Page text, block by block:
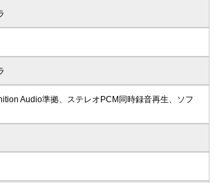
Audio準拠、ステレオPCM同時録音再生、ソフ